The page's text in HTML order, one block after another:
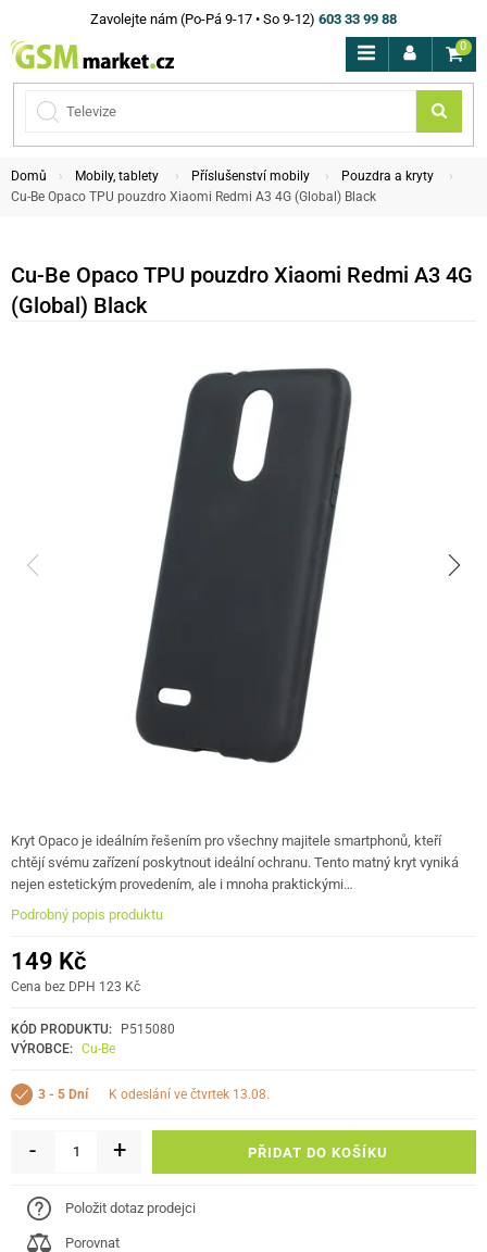
Zavolejte nám (Po-Pá 9-17 • So 9-12) 603 33 99 88
0
Domů Mobily, tablety Příslušenství mobily
Pouzdra a kryty
Cu-Be Opaco TPU pouzdro Xiaomi Redmi A3 4G (Global) Black
Cu-Be Opaco TPU pouzdro Xiaomi Redmi A3 4G
(Global) Black
Kryt Opaco je ideálním řešením pro všechny majitele smartphonů, kteří
chtějí svému zařízení poskytnout ideální ochranu. Tento matný kryt vyniká
nejen estetickým provedením, ale i mnoha praktickými…
Podrobný popis produktu
149 Kč
Cena bez DPH 123 Kč
KÓD PRODUKTU:
P515080
VÝROBCE: Cu-Be
3 - 5 Dní k odeslání ve čtvrtek 13.08.
- + PŘIDAT DO KOŠÍKU
Položit dotaz prodejci
Porovnat